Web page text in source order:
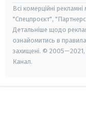
Всі комерційні
"Спецпроєкт",
Детальніше щодо
ознайомитись в
захищені. ©
Канал.